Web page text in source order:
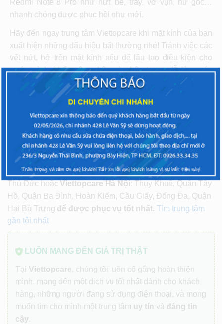
Redmi Note 8 Pro như nứt, bể, trầy, vỡ vụn, hư góc…
nhanh chóng được phục hồi như mới.
Hãy đến ngay trung tâm Viettopcare khi mặt kính của bạn
xuất hiện những dấu hiệu bất thường nhé! Tránh việc các
vết nứt, hở trên mặt kính nếu để lâu tạo điều kiện cho
nước và bụi bẩn xâm nhập vào bên trong, dễ làm máy
ảnh hưởng nặng thêm. Nhưng khó khăn lớn nhất khi bạn
gặp phải tình trạng này đó chính là cản trở tầm nhìn khi
thao tác trên máy.
Quý khách vui lòng mang máy đến 1 trong các cửa
hàng Viettopcare TPHCMtại các khu vực: Quận 10,
Quận Bình Thạnh, Quận Tân Bình, Quận Gò Vấp, Quận
Thủ Đức hoặcViettopcare Hà Nội: Thụy Khuê, Quận Tây
Hồ, Quận Ba Đình, Hoàn Kiếm, Cầu Giấy, Đống Đa, Quận
Hai Bà Trưng để được phục vụ tốt nhất. Tìm trung tâm
gần tôi nhất
LUÔN MANG ĐẾN GIÁ TRỊ THẬT
Tại Viettopcare, chúng tôi luôn cố gắng hoàn thiện
mình, mang đến một dịch vụ tốt nhất dành cho khách
hàng, những người đang sử dụng điện thoại, và mong
muốn tìm cho mình một trung tâm uy tín và đáng tin
cậy.